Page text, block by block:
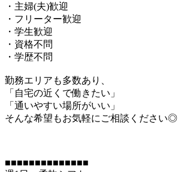
・主婦(夫)歓迎
・フリーター歓迎
・学生歓迎
・資格不問
・学歴不問
勤務エリアも多数あり、
「自宅の近くで働きたい」
「通いやすい場所がいい」
そんな希望もお気軽にご相談ください◎
■■■■■■■■■■■■■■